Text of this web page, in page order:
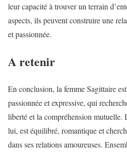
leur capacité à trouver un terrain
aspects, ils peuvent construire une
et passionnée.
A retenir
En conclusion, la femme Sagittaire
passionnée et expressive, qui
liberté et la compréhension mutuelle.
lui, est équilibré, romantique et
dans ses relations amoureuses.